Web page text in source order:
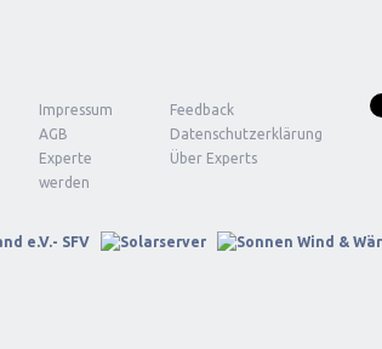
Impressum
Feedback
AGB
Datenschutzerklärung
Experte
werden
Über Experts